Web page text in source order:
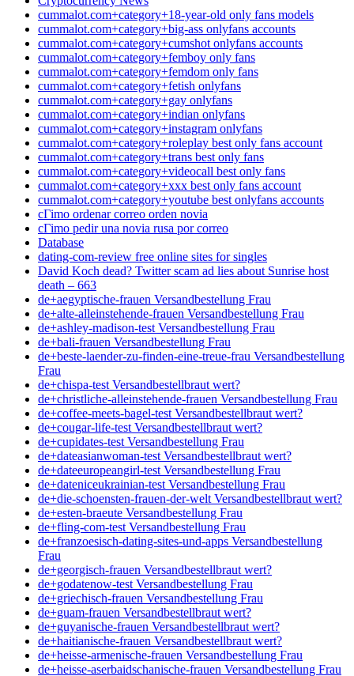
cummalot.com+category+18-year-old only fans models
cummalot.com+category+big-ass onlyfans accounts
cummalot.com+category+cumshot onlyfans accounts
cummalot.com+category+femboy only fans
cummalot.com+category+femdom only fans
cummalot.com+category+fetish onlyfans
cummalot.com+category+gay onlyfans
cummalot.com+category+indian onlyfans
cummalot.com+category+instagram onlyfans
cummalot.com+category+roleplay best only fans account
cummalot.com+category+trans best only fans
cummalot.com+category+videocall best only fans
cummalot.com+category+xxx best only fans account
cummalot.com+category+youtube best onlyfans accounts
cГіmo ordenar correo orden novia
cГіmo pedir una novia rusa por correo
Database
dating-com-review free online sites for singles
David Koch dead? Twitter scam ad lies about Sunrise host
death – 663
de+aegyptische-frauen Versandbestellung Frau
de+alte-alleinstehende-frauen Versandbestellung Frau
de+ashley-madison-test Versandbestellung Frau
de+bali-frauen Versandbestellung Frau
de+beste-laender-zu-finden-eine-treue-frau Versandbestellung
Frau
de+chispa-test Versandbestellbraut wert?
de+christliche-alleinstehende-frauen Versandbestellung Frau
de+coffee-meets-bagel-test Versandbestellbraut wert?
de+cougar-life-test Versandbestellbraut wert?
de+cupidates-test Versandbestellung Frau
de+dateasianwoman-test Versandbestellbraut wert?
de+dateeuropeangirl-test Versandbestellung Frau
de+dateniceukrainian-test Versandbestellung Frau
de+die-schoensten-frauen-der-welt Versandbestellbraut wert?
de+esten-braeute Versandbestellung Frau
de+fling-com-test Versandbestellung Frau
de+franzoesisch-dating-sites-und-apps Versandbestellung
Frau
de+georgisch-frauen Versandbestellbraut wert?
de+godatenow-test Versandbestellung Frau
de+griechisch-frauen Versandbestellung Frau
de+guam-frauen Versandbestellbraut wert?
de+guyanische-frauen Versandbestellbraut wert?
de+haitianische-frauen Versandbestellbraut wert?
de+heisse-armenische-frauen Versandbestellung Frau
de+heisse-aserbaidschanische-frauen Versandbestellung Frau